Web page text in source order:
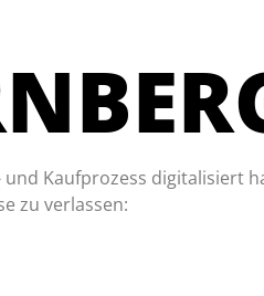
Kaufprozess digitalisiert
zu verlassen: